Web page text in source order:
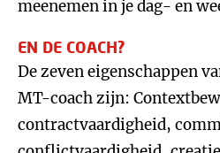
meenemen in je dag- en
EN DE COACH?
De zeven eigenschappen
MT-coach zijn:
contractvaardigheid,